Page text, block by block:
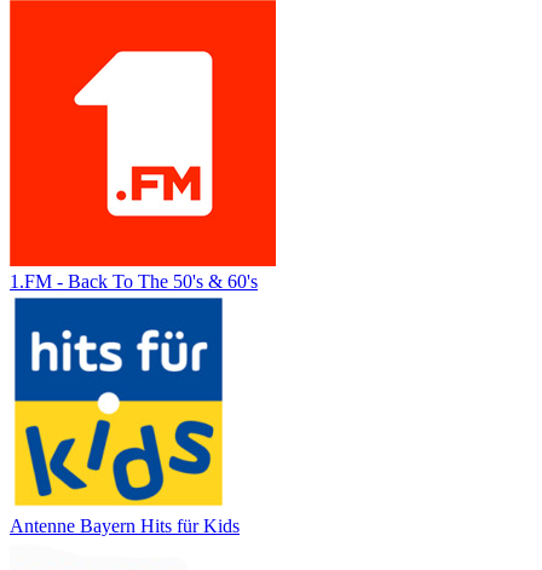
1.FM - Back To The 50's & 60's
Antenne Bayern Hits für Kids